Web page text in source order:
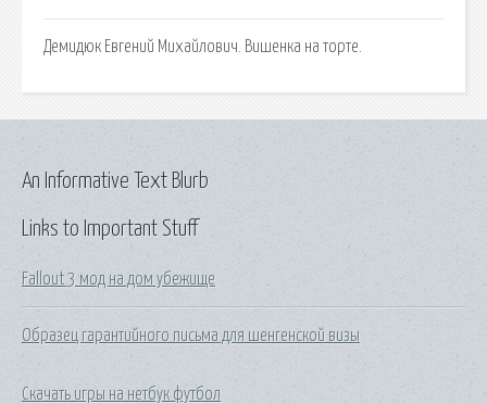
Демидюк Евгений Михайлович. Вишенка на торте.
Links to Important Stuff
Fallout 3 мод на дом убежище
Образец гарантийного письма для шенгенской визы
Скачать игры на нетбук футбол
An Informative Text Blurb